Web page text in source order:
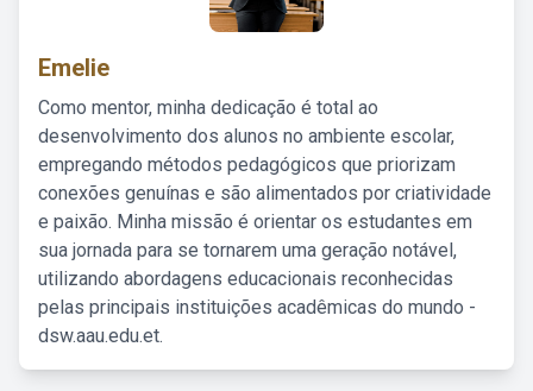
Emelie
Como mentor, minha dedicação é total ao
desenvolvimento dos alunos no ambiente escolar,
empregando métodos pedagógicos que priorizam
conexões genuínas e são alimentados por criatividade
e paixão. Minha missão é orientar os estudantes em
sua jornada para se tornarem uma geração notável,
utilizando abordagens educacionais reconhecidas
pelas principais instituições acadêmicas do mundo -
dsw.aau.edu.et.